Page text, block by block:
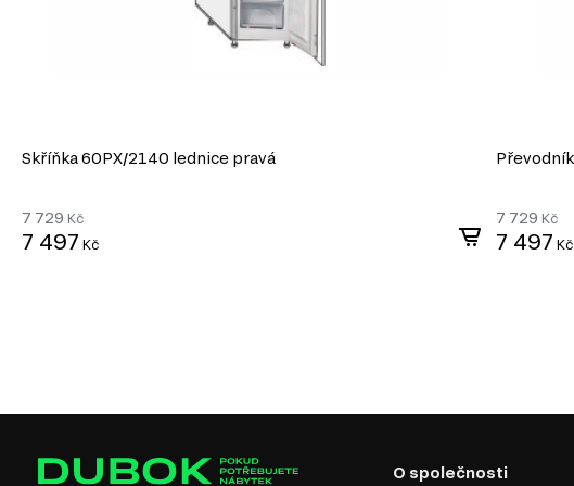
Skříňka 60PХ/2140 lednice pravá
7 729 Kč
7 497 Kč
7 729 Kč
7 497 Kč
O společnosti